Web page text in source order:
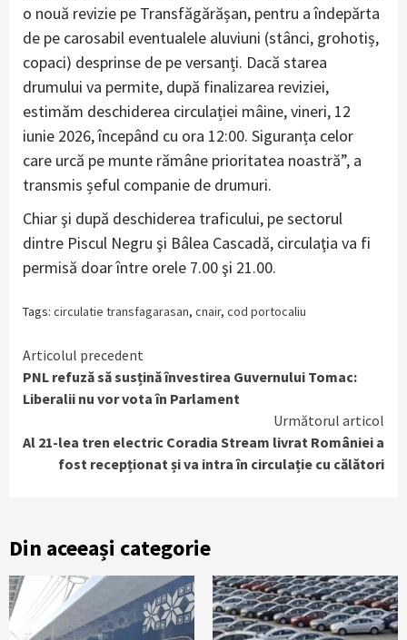
o nouă revizie pe Transfăgărășan, pentru a îndepărta
de pe carosabil eventualele aluviuni (stânci, grohotiș,
copaci) desprinse de pe versanți. Dacă starea
drumului va permite, după finalizarea reviziei,
estimăm deschiderea circulației mâine, vineri, 12
iunie 2026, începând cu ora 12:00. Siguranța celor
care urcă pe munte rămâne prioritatea noastră”, a
transmis șeful companie de drumuri.
Chiar şi după deschiderea traficului, pe sectorul
dintre Piscul Negru şi Bâlea Cascadă, circulaţia va fi
permisă doar între orele 7.00 şi 21.00.
Tags: circulatie transfagarasan, cnair, cod portocaliu
Continue
Reading
Articolul precedent
PNL refuză să susțină învestirea Guvernului Tomac:
Liberalii nu vor vota în Parlament
Următorul articol
Al 21-lea tren electric Coradia Stream livrat României a
fost recepționat și va intra în circulație cu călători
Din aceeași categorie